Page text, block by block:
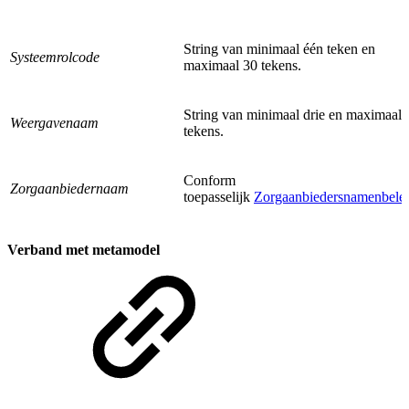
Systeemrolcode
String van minimaal één teken en
maximaal 30 tekens.
Weergavenaam
String van minimaal drie en maximaal
tekens.
Zorgaanbiedernaam
Conform
toepasselijk
Verband met metamodel